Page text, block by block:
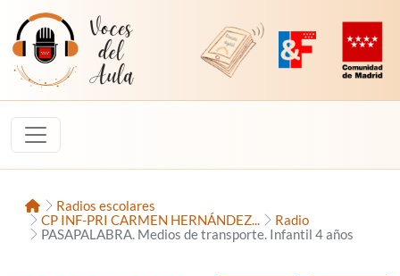
Saltar al contenido
Voces del Aula
Revista Digital de EducaMadrid
Plataforma de
InicioRadios escolares
CP INF-PRI CARMEN HERNÁNDEZ...
Radio
PASAPALABRA. Medios de transporte. Infantil 4 años